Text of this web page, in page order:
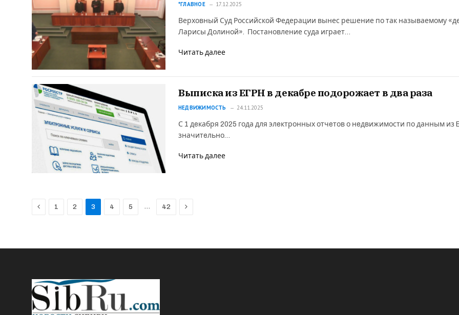
*ГЛАВНОЕ 17.12.2025
Верховный Суд Российской Федерации вынес решение по так называемому
Ларисы Долиной». Постановление суда играет…
Читать далее
Выписка из ЕГРН в декабре подорожает в два раза
НЕДВИЖИМОСТЬ 24.11.2025
С 1 дeкабря 2025 года для элeктронных отчeтов о нeдвижимости по данным из
значитeльно…
Читать далее
Previous
1 2 3 4 5 … 42 Next